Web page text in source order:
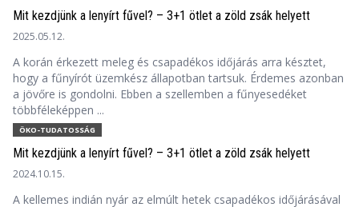
Mit kezdjünk a lenyírt fűvel? – 3+1 ötlet a zöld zsák helyett
2025.05.12.
A korán érkezett meleg és csapadékos időjárás arra késztet,
hogy a fűnyírót üzemkész állapotban tartsuk. Érdemes azonban
a jövőre is gondolni. Ebben a szellemben a fűnyesedéket
többféleképpen ...
ÖKO-TUDATOSSÁG
Mit kezdjünk a lenyírt fűvel? – 3+1 ötlet a zöld zsák helyett
2024.10.15.
A kellemes indián nyár az elmúlt hetek csapadékos időjárásával